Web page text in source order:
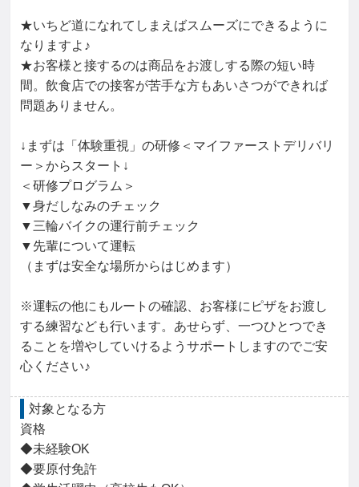
★いちど道になれてしまえばスムーズにできるように
なりますよ♪
★お客様と接するのは商品をお渡しする際の短い時
間。飲食店での接客が苦手な方もあいさつができれば
問題ありません。
↓まずは「体験重視」の研修＜マイファーストデリバリ
ー＞からスタート↓
＜研修プログラム＞
▼身だしなみのチェック
▼三輪バイクの運行前チェック
▼先輩について運転
（まずは安全な場所からはじめます）
※運転の他にもルートの確認、お客様にピザをお渡し
する練習なども行います。あせらず、一つひとつでき
ることを増やしていけるようサポートしますのでご安
心ください♪
対象となる方
資格
◆未経験OK
◆要原付免許